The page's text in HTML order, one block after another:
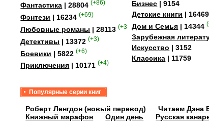
Фантастика | 28804 (+86)
Фэнтези | 16234 (+69)
Любовные романы | 28113 (+358)
Детективы | 13372 (+3)
Боевики | 5822 (+6)
Приключения | 10171 (+4)
Бизнес | 9154
Детские книги | 16469
Дом и Семья | 14344
Зарубежная
Искусство | 3152
Классика | 11759
Популярные серии книг
Роберт Ленгдон (новый перевод) Читаем Дэна
Книжный марафон
Один день Русская